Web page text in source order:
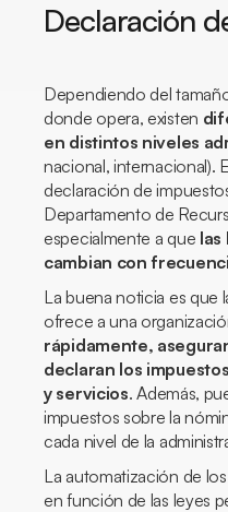
Declaración
Dependiendo del
donde opera, existen
en distintos niveles
nacional, internacional).
declaración de
Departamento de
especialmente a que las
cambian con
La buena noticia es que
ofrece a una
rápidamente,
declaran los
y servicios. Además,
impuestos sobre la
cada nivel de la
La automatización de
en función de las leyes